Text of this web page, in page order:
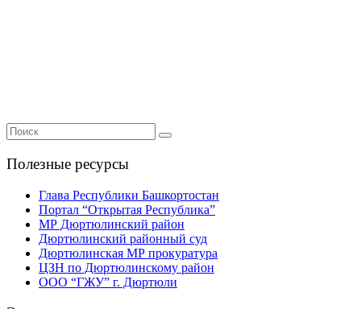
Полезные ресурсы
Глава Республики Башкортостан
Портал “Открытая Республика”
МР Дюртюлинский район
Дюртюлинский районный суд
Дюртюлинская МР прокуратура
ЦЗН по Дюртюлинскому район
ООО “ГЖУ” г. Дюртюли